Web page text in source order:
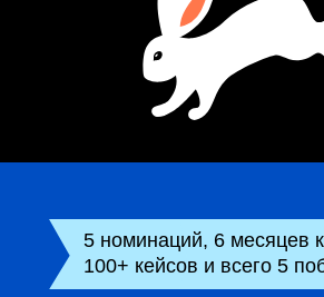
5 номинаций, 6 месяцев
100+ кейсов и всего 5